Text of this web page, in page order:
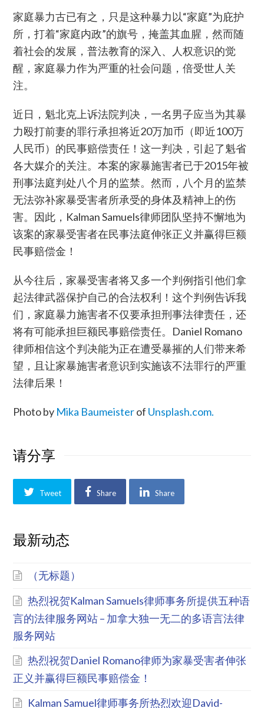
家庭暴力古已有之，只是这种暴力以“家庭”为庇护
所，打着“家庭内政”的旗号，掩盖其血腥，然而随
着社会的发展，普法教育的深入、人权意识的觉
醒，家庭暴力作为严重的社会问题，倍受世人关
注。
近日，魁北克上诉法院判决，一名男子应当为其暴
力殴打前妻的罪行承担将近20万加币（即近100万
人民币）的民事赔偿责任！这一判决，引起了魁省
各大媒介的关注。本案的家暴施害者已于2015年被
刑事法庭判处八个月的监禁。然而，八个月的监禁
无法弥补家暴受害者所承受的身体及精神上的伤
害。因此，Kalman Samuels律师团队坚持不懈地为
该案的家暴受害者在民事法庭伸张正义并赢得巨额
民事赔偿金！
从今往后，家暴受害者将又多一个判例指引他们拿
起法律武器保护自己的合法权利！这个判例告诉我
们，家庭暴力施害者不仅要承担刑事法律责任，还
将有可能承担巨额民事赔偿责任。Daniel Romano
律师相信这个判决能为正在遭受暴摧的人们带来希
望，且让家暴施害者意识到实施该不法罪行的严重
法律后果！
Photo by Mika Baumeisterof Unsplash.com.
请分享
Tweet Share Share
最新动态
（无标题）
热烈祝贺Kalman Samuels律师事务所提供五种语
言的法律服务网站 – 加拿大独一无二的多语言法律
服务网站
热烈祝贺Daniel Romano律师为家暴受害者伸张
正义并赢得巨额民事赔偿金！
Kalman Samuel律师事务所热烈欢迎David-